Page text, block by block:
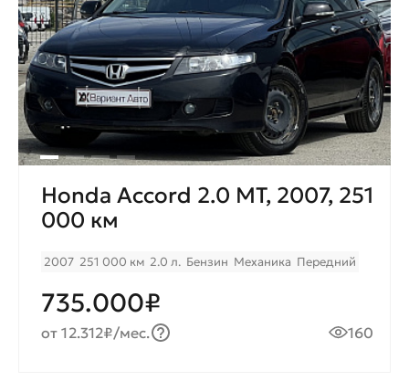
Honda Accord 2.0 MT, 2007, 251
000 км
2007 251 000 км 2.0 л. Бензин Механика Передний
735.000₽
от 12.312₽/мес. 160